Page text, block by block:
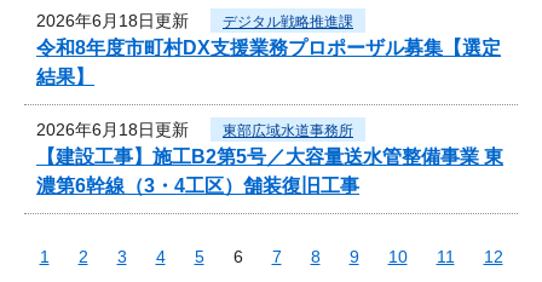
2026年6月18日更新 デジタル戦略推進課
令和8年度市町村DX支援業務プロポーザル募集【選定
結果】
2026年6月18日更新 東部広域水道事務所
【建設工事】施工B2第5号／大容量送水管整備事業 東
濃第6幹線（3・4工区）舗装復旧工事
1 2 3 4 5 6 7 8 9 10 11
12